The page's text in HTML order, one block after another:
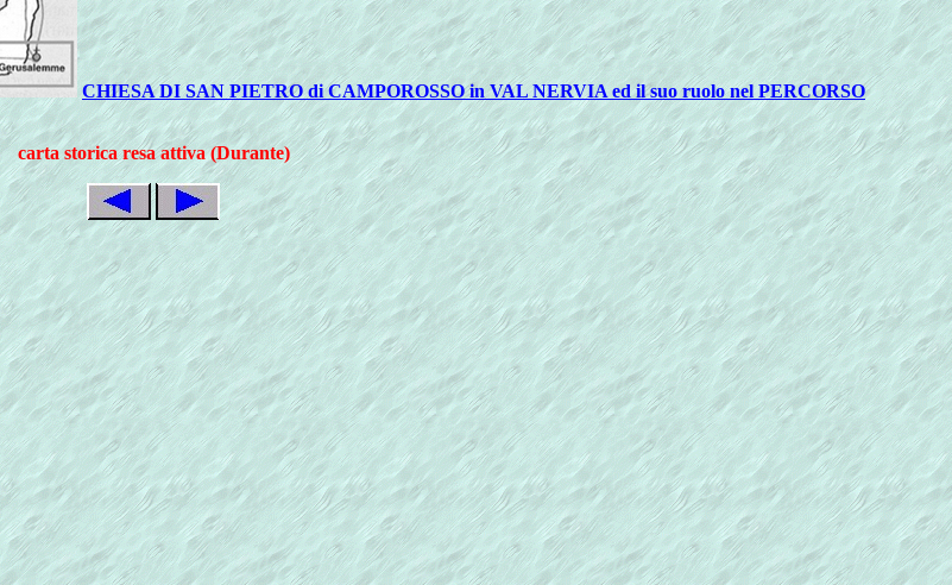
CHIESA DI SAN PIETRO di CAMPOROSSO in VAL NERVIA ed il suo ruolo nel PERCORSO
carta storica resa attiva (Durante)